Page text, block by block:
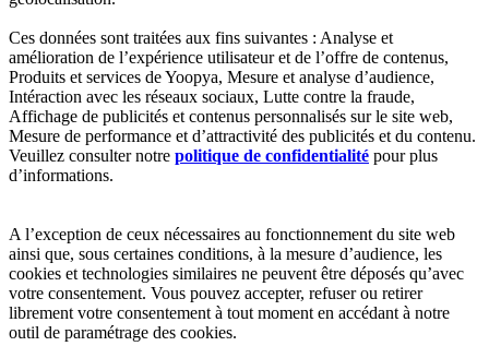
Ces données sont traitées aux fins suivantes : Analyse et
amélioration de l’expérience utilisateur et de l’offre de contenus,
Produits et services de Yoopya, Mesure et analyse d’audience,
Intéraction avec les réseaux sociaux, Lutte contre la fraude,
Affichage de publicités et contenus personnalisés sur le site web,
Mesure de performance et d’attractivité des publicités et du contenu.
Veuillez consulter notre politique de confidentialité pour plus
d’informations.
A l’exception de ceux nécessaires au fonctionnement du site web
ainsi que, sous certaines conditions, à la mesure d’audience, les
cookies et technologies similaires ne peuvent être déposés qu’avec
votre consentement. Vous pouvez accepter, refuser ou retirer
librement votre consentement à tout moment en accédant à notre
outil de paramétrage des cookies.